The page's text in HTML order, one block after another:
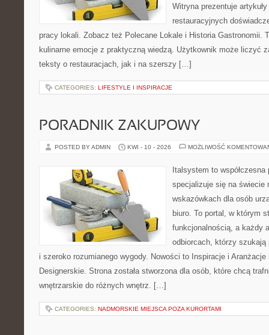
Witryna prezentuje
restauracyjnych
pracy lokali. Zobacz też Polecane Lokale i Historia Gastronomii.
kulinarne emocje z praktyczną wiedzą. Użytkownik może liczyć
teksty o restauracjach, jak i na szerszy […]
CATEGORIES: LIFESTYLE I INSPIRACJE
PORADNIK ZAKUPOWY
POSTED BY ADMIN KWI - 10 - 2026 MOŻLIWOŚĆ
Italsystem to
specjalizuje się na świecie
wskazówkach dla osób
biuro. To portal, w którym
funkcjonalnością, a każdy
odbiorcach, którzy szukają
i szeroko rozumianego wygody. Nowości to Inspiracje i
Designerskie. Strona została stworzona dla osób, które chcą
wnętrzarskie do różnych wnętrz. […]
CATEGORIES: NADMORSKIE MIEJSCA POZA KURORTAMI